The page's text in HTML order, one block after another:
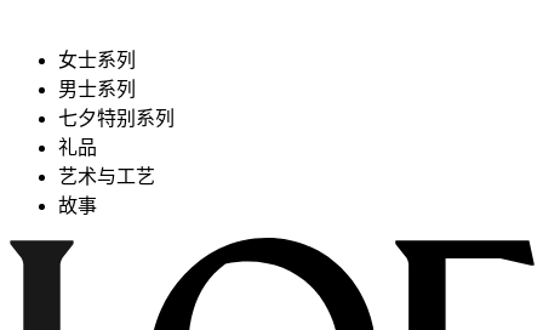
女士系列
男士系列
七夕特别系列
礼品
艺术与工艺
故事